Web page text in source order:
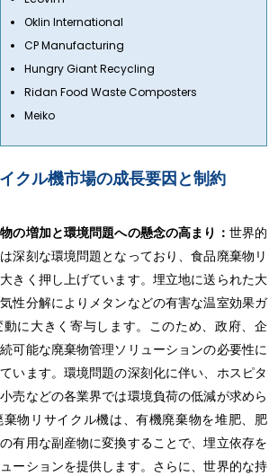
Oklin International
CP Manufacturing
Hungry Giant Recycling
Ridan Food Waste Composters
Meiko
クル機市場の成長要因と制約
の増加と環境問題への懸念の高まり： 世界的
深刻な環境問題となっており、食品廃棄物リ
きく押し上げています。埋立地に送られた大
性分解によりメタンなどの有害な温室効果ガ
に大きく寄与します。このため、政府、企
可能な廃棄物管理ソリューションの必要性に
います。環境問題の深刻化に伴い、ホスピタ
売などの各業界では環境負荷の低減が求めら
物リサイクル機は、有機廃棄物を堆肥、肥
有用な副産物に変換することで、埋立依存を
ーションを提供します。さらに、世界的な持